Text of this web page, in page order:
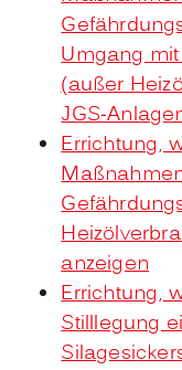
Umgang
(außer
JGS-
Errichtung,
anzeigen
Errichtung,
Stilllegung